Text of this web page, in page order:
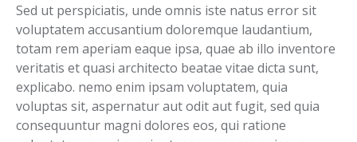
Sed ut perspiciatis, unde omnis iste natus error sit
voluptatem accusantium doloremque laudantium,
totam rem aperiam eaque ipsa, quae ab illo inventore
veritatis et quasi architecto beatae vitae dicta sunt,
explicabo. nemo enim ipsam voluptatem, quia
voluptas sit, aspernatur aut odit aut fugit, sed quia
consequuntur magni dolores eos, qui ratione